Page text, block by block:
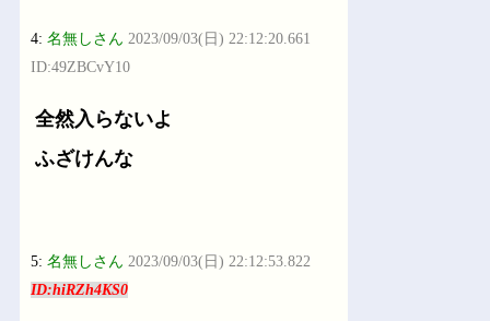
4:名無しさん 2023/09/03(日) 22:12:20.661
ID:49ZBCvY10
全然入らないよ
ふざけんな
5:名無しさん 2023/09/03(日) 22:12:53.822
ID:hiRZh4KS0